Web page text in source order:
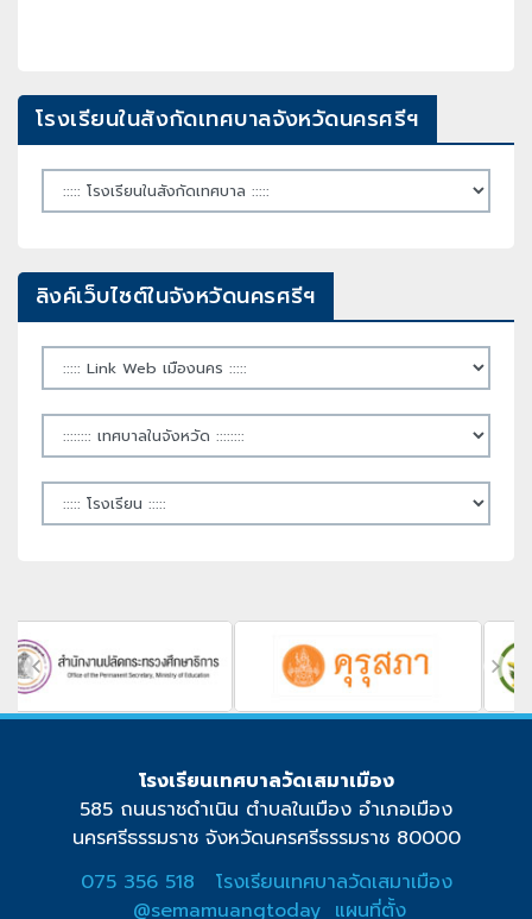
โรงเรียนในสังกัดเทศบาลจังหวัดนครศรีฯ
ลิงค์เว็บไซต์ในจังหวัดนครศรีฯ
โรงเรียนเทศบาลวัดเสมาเมือง
585 ถนนราชดำเนิน ตำบลในเมือง อำเภอเมือง
นครศรีธรรมราช จังหวัดนครศรีธรรมราช 80000
075 356 518
โรงเรียนเทศบาลวัดเสมาเมือง
@semamuangtoday แผนที่ตั้ง